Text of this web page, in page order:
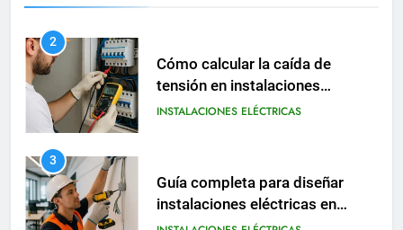
3
Guía completa para diseñar
instalaciones eléctricas en
oficinas modernas
INSTALACIONES ELÉCTRICAS
4
Cómo instalar un
magnetotérmico doble para
INSTALACIONES ELÉCTRICAS